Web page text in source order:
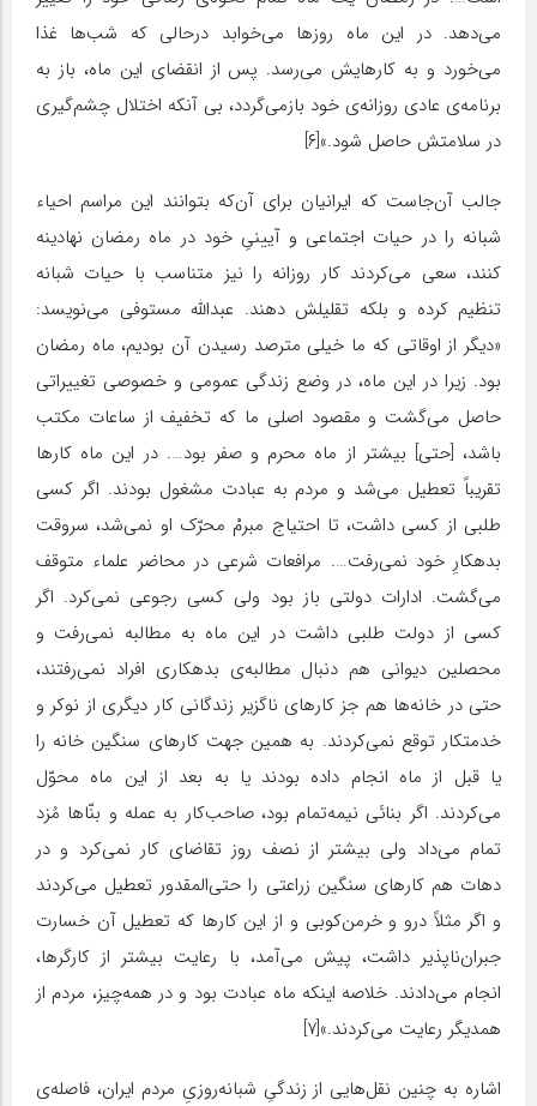
می‌دهد. در این ماه روزها می‌خوابد درحالی که شب‌ها غذا
می‌خورد و به کارهایش می‌رسد. پس از انقضای این ماه، باز به
برنامه‌ی عادی روزانه‌ی خود بازمی‌گردد، بی آنکه اختلال چشم‌گیری
در سلامتش حاصل شود.»[۶]
جالب آن‌جاست که ایرانیان برای آن‌که بتوانند این مراسم احیاء
شبانه را در حیات اجتماعی و آیینیِ خود در ماه رمضان نهادینه
کنند، سعی می‌کردند کار روزانه را نیز متناسب با حیات شبانه
تنظیم کرده و بلکه تقلیلش دهند. عبدالله مستوفی می‌نویسد:
«دیگر از اوقاتی که ما خیلی مترصد رسیدن آن بودیم، ماه رمضان
بود. زیرا در این ماه، در وضع زندگی عمومی و خصوصی تغییراتی
حاصل می‌گشت و مقصود اصلی ما که تخفیف از ساعات مکتب
باشد، [حتی] بیشتر از ماه محرم و صفر بود…. در این ماه کارها
تقریباً تعطیل می‌شد و مردم به عبادت مشغول بودند. اگر کسی
طلبی از کسی داشت، تا احتیاج مبرمْ محرّک او نمی‌شد، سروقت
بدهکارِ خود نمی‌رفت…. مرافعات شرعی در محاضر علماء متوقف
می‌گشت. ادارات دولتی باز بود ولی کسی رجوعی نمی‌کرد. اگر
کسی از دولت طلبی داشت در این ماه به مطالبه نمی‌رفت و
محصلین دیوانی هم دنبال مطالبه‌ی بدهکاری افراد نمی‌رفتند،
حتی در خانه‌ها هم جز کارهای ناگزیر زندگانی کار دیگری از نوکر و
خدمتکار توقع نمی‌کردند. به همین جهت کارهای سنگین خانه را
یا قبل از ماه انجام داده بودند یا به بعد از این ماه محوّل
می‌کردند. اگر بنائی نیمه‌تمام بود، صاحب‌کار به عمله و بنّاها مُزد
تمام می‌داد ولی بیشتر از نصف روز تقاضای کار نمی‌کرد و در
دهات هم کارهای سنگین زراعتی را حتی‌المقدور تعطیل می‌کردند
و اگر مثلاً درو و خرمن‌کوبی و از این کارها که تعطیل آن خسارت
جبران‌ناپذیر داشت، پیش می‌آمد، با رعایت بیشتر از کارگرها،
انجام می‌دادند. خلاصه اینکه ماه عبادت بود و در همه‌چیز، مردم از
همدیگر رعایت می‌کردند.»[۷]
اشاره به چنین نقل‌هایی از زندگیِ شبانه‌روزیِ مردم ایران، فاصله‌ی